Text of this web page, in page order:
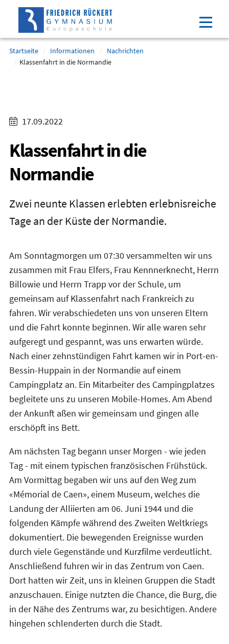
Direkt
Inhalt
(Eingabetaste)
Direkt
Hauptmenu
(Eingabetaste)
Direkt
Suche
(Eingabetaste)
Direkt
Footer
(Eingabetaste)
Startseite Informationen
Nachrichten
Klassenfahrt in die Normandie
17.09.2022
Klassenfahrt in die
Normandie
Zwei neunte Klassen erlebten erlebnisreiche
Tage an der Küste der Normandie.
Am Sonntagmorgen um 07:30 versammelten wir uns
zusammen mit Frau Elfers, Frau Kennnerknecht, Herrn
Billowie und Herrn Trapp vor der Schule, um
gemeinsam auf Klassenfahrt nach Frankreich zu
fahren. Wir verabschiedeten uns von unseren Eltern
und die Fahrt konnte beginnen. Wir alle waren sehr
aufgeregt und gespannt, was uns erwarten würde.
Nach einer zehnstündigen Fahrt kamen wir in Port-en-
Bessin-Huppain in der Normandie auf einem
Campingplatz an. Ein Mitarbeiter des Campingplatzes
begleitete uns zu unseren Mobile-Homes. Am Abend
der Ankunft aßen wir gemeinsam und gingen alle
erschöpft ins Bett.
Am nächsten Tag begann unser Morgen - wie jeden
Tag - mit einem typischen französischen Frühstück.
Am Vormittag begaben wir uns auf den Weg zum
«Mémorial de Caen», einem Museum, welches die
Landung der Alliierten am 06. Juni 1944 und die
folgenden Kämpfe während des Zweiten Weltkriegs
dokumentiert. Die bewegenden Ereignisse wurden
durch viele Gegenstände und Kurzfilme verdeutlicht.
Anschließend fuhren wir in das Zentrum von Caen.
Dort hatten wir Zeit, uns in kleinen Gruppen die Stadt
anzuschauen. Einige nutzten die Chance, die Burg, die
in der Nähe des Zentrums war, zu besichtigen. Andere
hingehen schlenderten durch die Stadt.